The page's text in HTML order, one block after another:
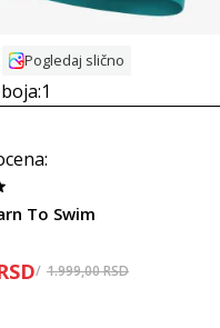
Pogledaj slično
1
:
To Swim
1.999,00RSD